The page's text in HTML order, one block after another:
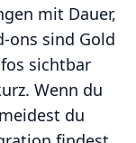
mit Dauer,
ons sind Gold
sichtbar
Wenn du
du